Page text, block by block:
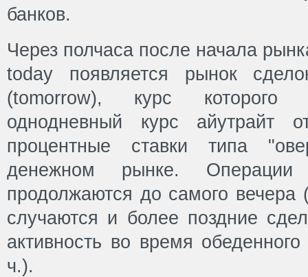
банков.
Через полчаса после начала
today появляется рынок
(tomorrow), курс которого
однодневный курс айутрайт
процентные ставки типа
денежном рынке. Операции
продолжаются до самого вечера
случаются и более поздние
активность во время
ч.).